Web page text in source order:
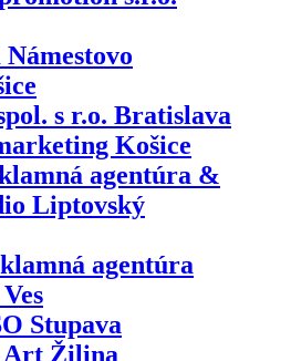
s r.o. Bratislava
Košice
agentúra &
Liptovský
agentúra
Stupava
Art Žilina